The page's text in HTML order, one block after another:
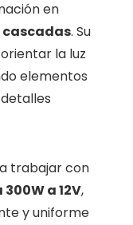
en
. Su
la luz
elementos
trabajar con
a 12V,
y uniforme